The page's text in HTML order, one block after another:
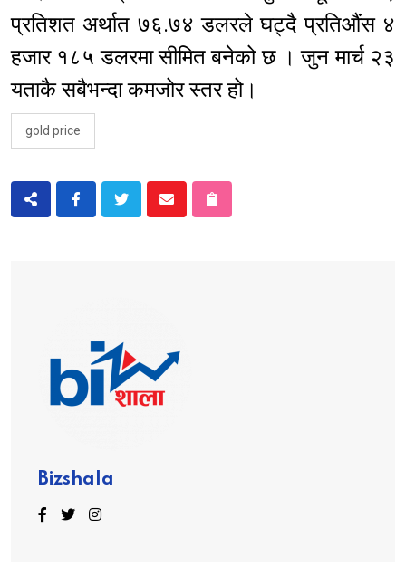
प्रतिशत अर्थात ७६.७४ डलरले घट्दै प्रतिऔंस ४
हजार १८५ डलरमा सीमित बनेको छ । जुन मार्च २३
यताकै सबैभन्दा कमजोर स्तर हो।
gold price
Bizshala